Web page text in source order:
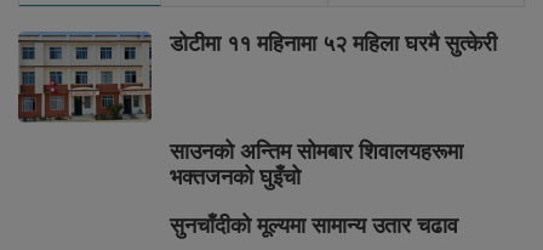
डोटीमा ११ महिनामा ५२ महिला घरमै सुत्केरी
साउनको अन्तिम सोमबार शिवालयहरूमा
भक्तजनको घुइँचो
सुनचाँदीको मूल्यमा सामान्य उतार चढाव